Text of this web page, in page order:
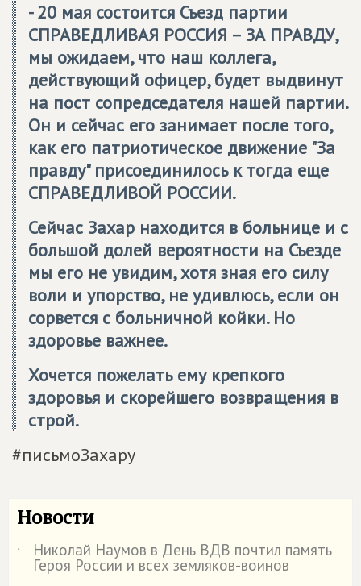
- 20 мая состоится Съезд партии
СПРАВЕДЛИВАЯ РОССИЯ – ЗА ПРАВДУ,
мы ожидаем, что наш коллега,
действующий офицер, будет выдвинут
на пост сопредседателя нашей партии.
Он и сейчас его занимает после того,
как его патриотическое движение "За
правду" присоединилось к тогда еще
СПРАВЕДЛИВОЙ РОССИИ.
Сейчас Захар находится в больнице и с
большой долей вероятности на Съезде
мы его не увидим, хотя зная его силу
воли и упорство, не удивлюсь, если он
сорвется с больничной койки. Но
здоровье важнее.
Хочется пожелать ему крепкого
здоровья и скорейшего возвращения в
строй.
#письмоЗахару
Новости
˙ Николай Наумов в День ВДВ почтил память
Героя России и всех земляков-воинов